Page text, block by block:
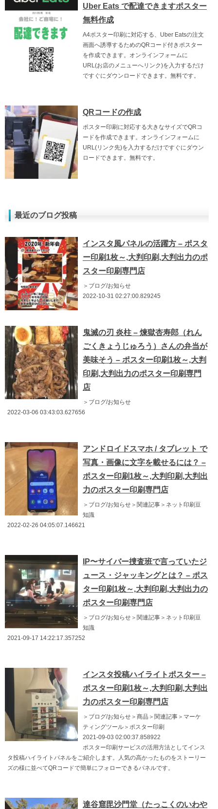
Uber Eats で配達できますポスター
無料作成
A4ポスター印刷に対応する、Uber Eatsの注文
画面へ誘導するためのQRコード付きポスター
を作成できます。オンラインフォームに
URL(お店のメニューへリンク)を入力するだけ
ですぐにダウンロードできます。無料です。
QRコードの作成
ポスター印刷に対応する大きなサイズでQRコ
ードを作成できます。オンラインフォームに
URL(リンク先)を入力するだけですぐにダウン
ロードできます。無料です。
最近のブログ投稿
インスタ風パネルの活躍方 – ポスタ
ー印刷1枚～,大判印刷,大判出力のポ
スター印刷専門店
＞ブログ/お知らせ
2022-10-31 02:27:00.829245
鬼滅の刃 炎柱 – 煉獄杏寿郎（れん
ごくきょうじゅろう）さんの弁当が
美味そう – ポスター印刷1枚～,大判
印刷,大判出力のポスター印刷専門
店
＞ブログ/お知らせ
2022-03-06 03:43:03.627656
アンドロイドスマホ / タブレット で
写真・画像に文字を載せるには？ –
ポスター印刷1枚～,大判印刷,大判出
力のポスター印刷専門店
＞ブログ/お知らせ＞関連記事＞ネット印刷豆
知識
2022-02-26 04:05:07.146621
IP〜サイバー捜査班で言っていたジ
ュース・ジャッキングとは？ – ポス
ター印刷1枚～,大判印刷,大判出力の
ポスター印刷専門店
＞ブログ/お知らせ＞関連記事＞ネット印刷豆
知識
2021-09-17 14:22:17.357252
インスタ投稿ハイライトポスター –
ポスター印刷1枚～,大判印刷,大判出
力のポスター印刷専門店
＞ブログ/お知らせ＞商品＞関連記事＞マーケ
ティングツール＞ポスター印刷
2021-09-03 02:00:37.858922
ポスター印刷サービスの活用方法としてインス
タ投稿ハイライトパネルをご紹介します。人気の高かったものをストーリー
ズの様に並べてQRコードで簡単にフォローできるパネルです。
達谷窟毘沙門堂（たっこくのいわや